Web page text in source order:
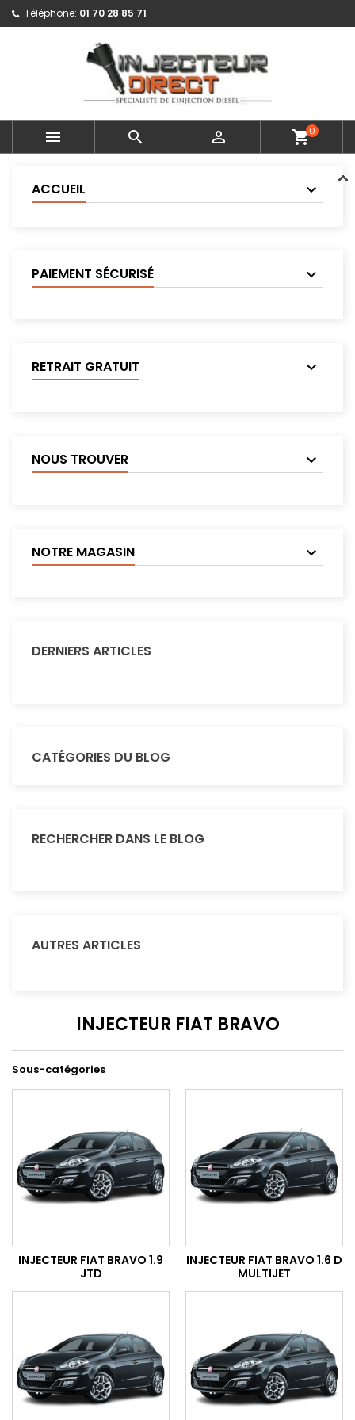
Téléphone: 01 70 28 85 71
   shopping_cart0
ACCUEIL
PAIEMENT SÉCURISÉ
RETRAIT GRATUIT
NOUS TROUVER
NOTRE MAGASIN
DERNIERS ARTICLES
CATÉGORIES DU BLOG
RECHERCHER DANS LE BLOG
AUTRES ARTICLES
INJECTEUR FIAT BRAVO
Sous-catégories
INJECTEUR FIAT BRAVO 1.9
JTD
INJECTEUR FIAT BRAVO 1.6 D
MULTIJET